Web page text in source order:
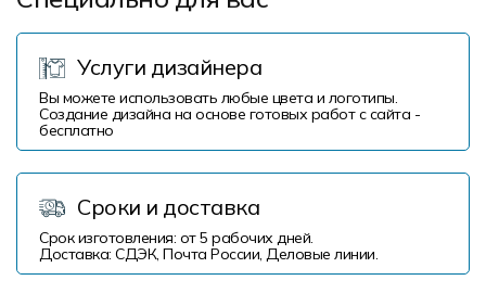
Услуги дизайнера
Вы можете использовать любые цвета и логотипы.
Создание дизайна на основе готовых работ с сайта -
бесплатно
Сроки и доставка
Срок изготовления: от 5 рабочих дней.
Доставка: СДЭК, Почта России, Деловые линии.